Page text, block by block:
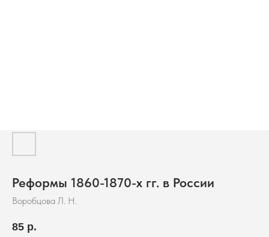
Реформы 1860-1870-х гг. в России
Воробцова Л. Н.
85 р.